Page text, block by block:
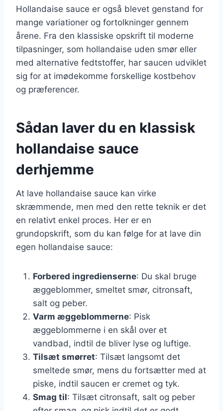
Hollandaise sauce er også blevet genstand for
mange variationer og fortolkninger gennem
årene. Fra den klassiske opskrift til moderne
tilpasninger, som hollandaise uden smør eller
med alternative fedtstoffer, har saucen udviklet
sig for at imødekomme forskellige kostbehov
og præferencer.
Sådan laver du en klassisk
hollandaise sauce
derhjemme
At lave hollandaise sauce kan virke
skræmmende, men med den rette teknik er det
en relativt enkel proces. Her er en
grundopskrift, som du kan følge for at lave din
egen hollandaise sauce:
Forbered ingredienserne: Du skal bruge
æggeblommer, smeltet smør, citronsaft,
salt og peber.
Varm æggeblommerne: Pisk
æggeblommerne i en skål over et
vandbad, indtil de bliver lyse og luftige.
Tilsæt smørret: Tilsæt langsomt det
smeltede smør, mens du fortsætter med at
piske, indtil saucen er cremet og tyk.
Smag til: Tilsæt citronsaft, salt og peber